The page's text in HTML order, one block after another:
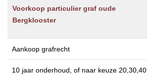
Voorkoop particulier graf oude
Bergklooster
Aankoop grafrecht
10 jaar onderhoud, of naar keuze 20,30,40,